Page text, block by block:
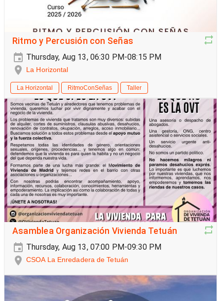
Ritmo y Percusión con Señas
Thursday, Aug 13, 06:30 PM-08:15 PM
La Horizontal
La Horizontal RitmoConSeñas Taller
Asamblea Organización Vivienda Tetuán
Thursday, Aug 13, 07:00 PM-09:30 PM
CSOA La Enredadera de Tetuán